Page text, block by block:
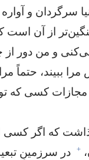
سرگردان و
از آن است
و من دور از
ببیند،‏ حتماً
کسی که
که اگر کسی
+ در سرزمینِ